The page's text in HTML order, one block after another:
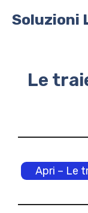
Soluzioni
Le
Apri – Le